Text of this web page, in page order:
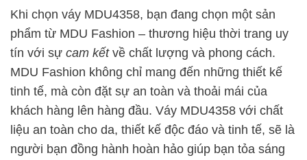
Khi chọn váy MDU4358, bạn đang chọn một sản
phẩm từ MDU Fashion – thương hiệu thời trang uy
tín với sự cam kết về chất lượng và phong cách.
MDU Fashion không chỉ mang đến những thiết kế
tinh tế, mà còn đặt sự an toàn và thoải mái của
khách hàng lên hàng đầu. Váy MDU4358 với chất
liệu an toàn cho da, thiết kế độc đáo và tinh tế, sẽ là
người bạn đồng hành hoàn hảo giúp bạn tỏa sáng